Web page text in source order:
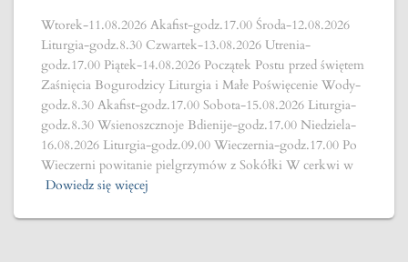
Wtorek-11.08.2026 Akafist-godz.17.00 Środa-12.08.2026
Liturgia-godz.8.30 Czwartek-13.08.2026 Utrenia-
godz.17.00 Piątek-14.08.2026 Początek Postu przed świętem
Zaśnięcia Bogurodzicy Liturgia i Małe Poświęcenie Wody-
godz.8.30 Akafist-godz.17.00 Sobota-15.08.2026 Liturgia-
godz.8.30 Wsienoszcznoje Bdienije-godz.17.00 Niedziela-
16.08.2026 Liturgia-godz.09.00 Wieczernia-godz.17.00 Po
Wieczerni powitanie pielgrzymów z Sokółki W cerkwi w
Dowiedz się więcej